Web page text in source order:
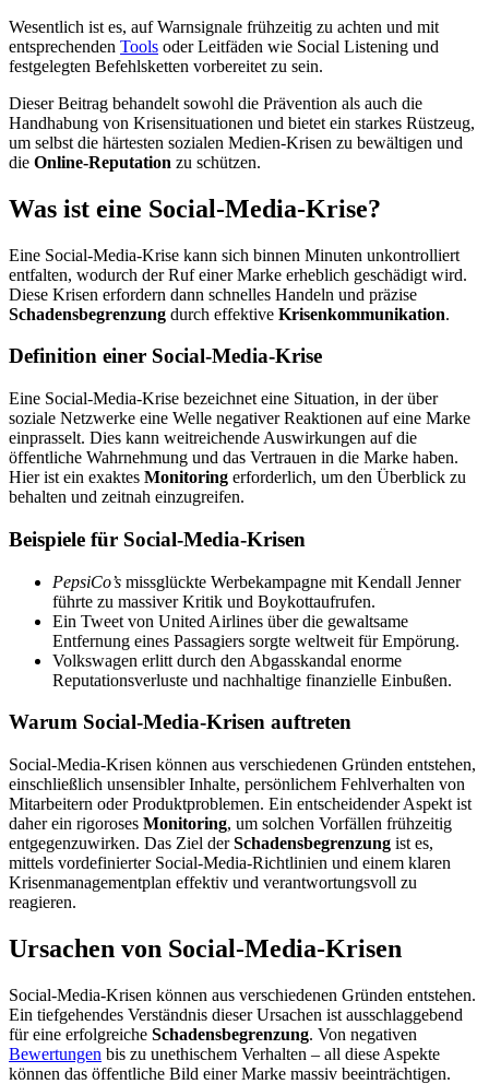
Wesentlich ist es, auf Warnsignale frühzeitig zu achten und mit
entsprechenden Tools oder Leitfäden wie Social Listening und
festgelegten Befehlsketten vorbereitet zu sein.
Dieser Beitrag behandelt sowohl die Prävention als auch die
Handhabung von Krisensituationen und bietet ein starkes Rüstzeug,
um selbst die härtesten sozialen Medien-Krisen zu bewältigen und
die Online-Reputation zu schützen.
Was ist eine Social-Media-Krise?
Eine Social-Media-Krise kann sich binnen Minuten unkontrolliert
entfalten, wodurch der Ruf einer Marke erheblich geschädigt wird.
Diese Krisen erfordern dann schnelles Handeln und präzise
Schadensbegrenzung durch effektive Krisenkommunikation.
Definition einer Social-Media-Krise
Eine Social-Media-Krise bezeichnet eine Situation, in der über
soziale Netzwerke eine Welle negativer Reaktionen auf eine Marke
einprasselt. Dies kann weitreichende Auswirkungen auf die
öffentliche Wahrnehmung und das Vertrauen in die Marke haben.
Hier ist ein exaktes Monitoring erforderlich, um den Überblick zu
behalten und zeitnah einzugreifen.
Beispiele für Social-Media-Krisen
PepsiCo’s missglückte Werbekampagne mit Kendall Jenner
führte zu massiver Kritik und Boykottaufrufen.
Ein Tweet von United Airlines über die gewaltsame
Entfernung eines Passagiers sorgte weltweit für Empörung.
Volkswagen erlitt durch den Abgasskandal enorme
Reputationsverluste und nachhaltige finanzielle Einbußen.
Warum Social-Media-Krisen auftreten
Social-Media-Krisen können aus verschiedenen Gründen entstehen,
einschließlich unsensibler Inhalte, persönlichem Fehlverhalten von
Mitarbeitern oder Produktproblemen. Ein entscheidender Aspekt ist
daher ein rigoroses Monitoring, um solchen Vorfällen frühzeitig
entgegenzuwirken. Das Ziel derSchadensbegrenzung ist es,
mittels vordefinierter Social-Media-Richtlinien und einem klaren
Krisenmanagementplan effektiv und verantwortungsvoll zu
reagieren.
Ursachen von Social-Media-Krisen
Social-Media-Krisen können aus verschiedenen Gründen entstehen.
Ein tiefgehendes Verständnis dieser Ursachen ist ausschlaggebend
für eine erfolgreiche Schadensbegrenzung. Von negativen
Bewertungen bis zu unethischem Verhalten – all diese Aspekte
können das öffentliche Bild einer Marke massiv beeinträchtigen.